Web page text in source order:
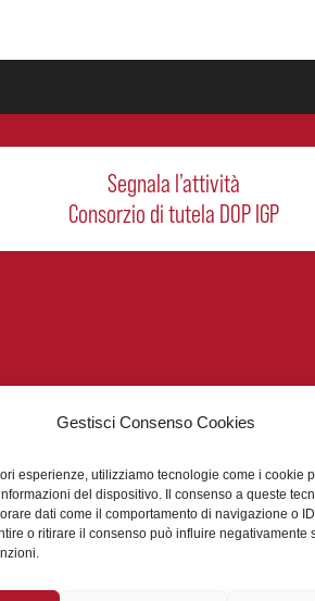
Gestisci Consenso Cookies
esperienze, utilizziamo tecnologie come i cookie
del dispositivo. Il consenso a queste
dati come il comportamento di navigazione o
o ritirare il consenso può influire negativamente
Segnala l’attività
Consorzio di tutela DOP IGP
dei prodotti DOP IGP italiani.
J88H24002560007)